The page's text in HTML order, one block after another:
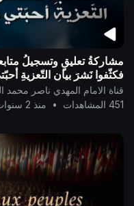
مشاركةُ تعليقٍ وتسجيلُ
فكثّفوا نَشرَ بيانِ التّعزيةِ
قناة الامام المهدي ناصر محمد
451 المشاهدات
• منذ 2 سنوات